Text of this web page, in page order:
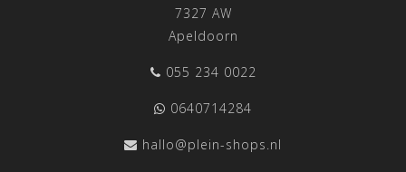
7327 AW
Apeldoorn
055 234 0022
0640714284
hallo@plein-shops.nl